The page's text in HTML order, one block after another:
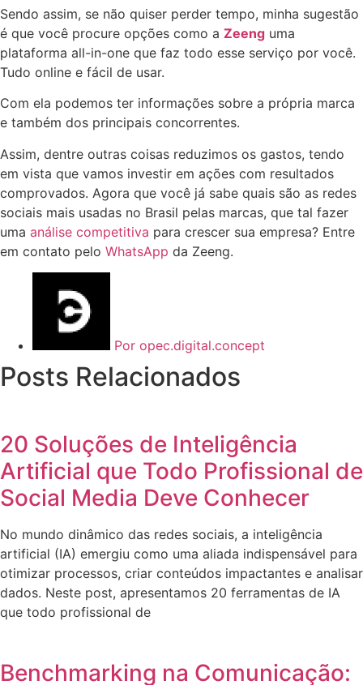
Sendo assim, se não quiser perder tempo, minha sugestão
é que você procure opções como a Zeeng uma
plataforma all-in-one que faz todo esse serviço por você.
Tudo online e fácil de usar.
Com ela podemos ter informações sobre a própria marca
e também dos principais concorrentes.
Assim, dentre outras coisas reduzimos os gastos, tendo
em vista que vamos investir em ações com resultados
comprovados. Agora que você já sabe quais são as redes
sociais mais usadas no Brasil pelas marcas, que tal fazer
uma análise competitiva para crescer sua empresa? Entre
em contato pelo WhatsApp da Zeeng.
Por opec.digital.concept
Posts Relacionados
20 Soluções de Inteligência
Artificial que Todo Profissional de
Social Media Deve Conhecer
No mundo dinâmico das redes sociais, a inteligência
artificial (IA) emergiu como uma aliada indispensável para
otimizar processos, criar conteúdos impactantes e analisar
dados. Neste post, apresentamos 20 ferramentas de IA
que todo profissional de
Benchmarking na Comunicação: